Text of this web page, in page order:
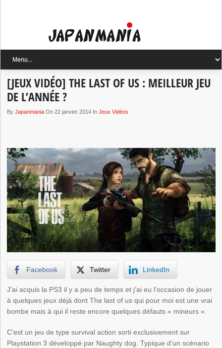
[JEUX VIDÉO] THE LAST OF US : MEILLEUR JEU
DE L’ANNÉE ?
ByJapanmania On 22 janvier 2014 InJeux Vidéos
Facebook Twitter LinkedIn
J’ai acquis la PS3 il y a peu de temps et j’ai eu l’occasion de jouer
à quelques jeux déjà dont The last of us qui pour moi est une vrai
bombe mais à qui il reste encore quelques défauts « mineurs ».
C’est un jeu de type survival action sorti exclusivement sur
Playstation 3 développé par Naughty dog. Typique d’un scénario